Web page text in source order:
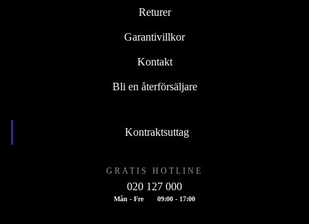
Returer
Garantivillkor
Kontakt
Bli en återförsäljare
Kontraktsuttag
GRATIS HOTLINE
020 127 000
Mån - Fre 09:00 - 17:00